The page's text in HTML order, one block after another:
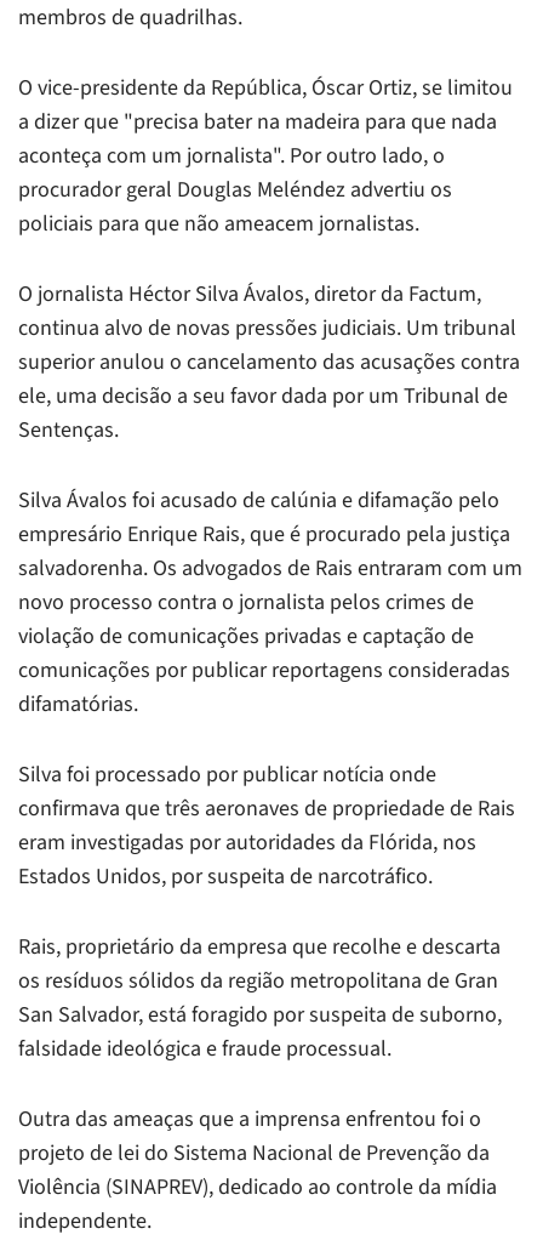
membros de quadrilhas.
O vice-presidente da República, Óscar Ortiz, se limitou
a dizer que "precisa bater na madeira para que nada
aconteça com um jornalista". Por outro lado, o
procurador geral Douglas Meléndez advertiu os
policiais para que não ameacem jornalistas.
O jornalista Héctor Silva Ávalos, diretor da Factum,
continua alvo de novas pressões judiciais. Um tribunal
superior anulou o cancelamento das acusações contra
ele, uma decisão a seu favor dada por um Tribunal de
Sentenças.
Silva Ávalos foi acusado de calúnia e difamação pelo
empresário Enrique Rais, que é procurado pela justiça
salvadorenha. Os advogados de Rais entraram com um
novo processo contra o jornalista pelos crimes de
violação de comunicações privadas e captação de
comunicações por publicar reportagens consideradas
difamatórias.
Silva foi processado por publicar notícia onde
confirmava que três aeronaves de propriedade de Rais
eram investigadas por autoridades da Flórida, nos
Estados Unidos, por suspeita de narcotráfico.
Rais, proprietário da empresa que recolhe e descarta
os resíduos sólidos da região metropolitana de Gran
San Salvador, está foragido por suspeita de suborno,
falsidade ideológica e fraude processual.
Outra das ameaças que a imprensa enfrentou foi o
projeto de lei do Sistema Nacional de Prevenção da
Violência (SINAPREV), dedicado ao controle da mídia
independente.